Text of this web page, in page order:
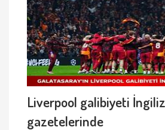
Liverpool galibiyeti İngiliz
gazetelerinde